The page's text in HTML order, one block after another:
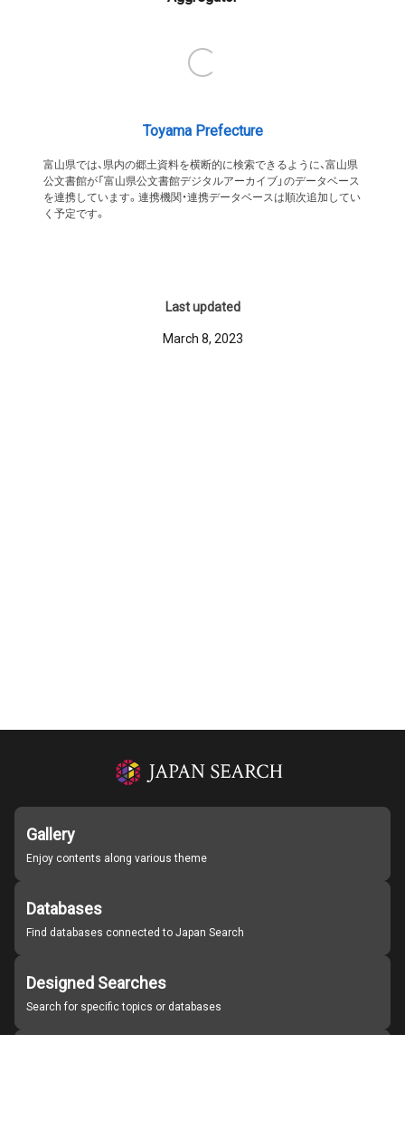
Toyama Prefecture
富山県では、県内の郷土資料を横断的に検索できるように、富山県
公文書館が「富山県公文書館デジタルアーカイブ」のデータベース
を連携しています。連携機関・連携データベースは順次追加してい
く予定です。
Last updated
March 8, 2023
Gallery
Enjoy contents along various theme
Databases
Find databases connected to Japan Search
Designed Searches
Search for specific topics or databases